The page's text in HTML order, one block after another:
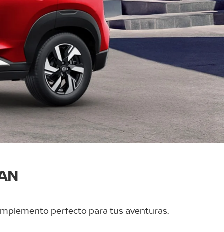
perfecto para tus aventuras.